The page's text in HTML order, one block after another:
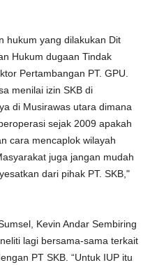
hukum yang dilakukan Dit
Hukum dugaan Tindak
Pertambangan PT. GPU.
menilai izin SKB di
di Musirawas utara dimana
sejak 2009 apakah
cara mencaplok wilayah
juga jangan mudah
dari pihak PT. SKB,"
Kevin Andar Sembiring
lagi bersama-sama terkait
PT SKB. “Untuk IUP itu